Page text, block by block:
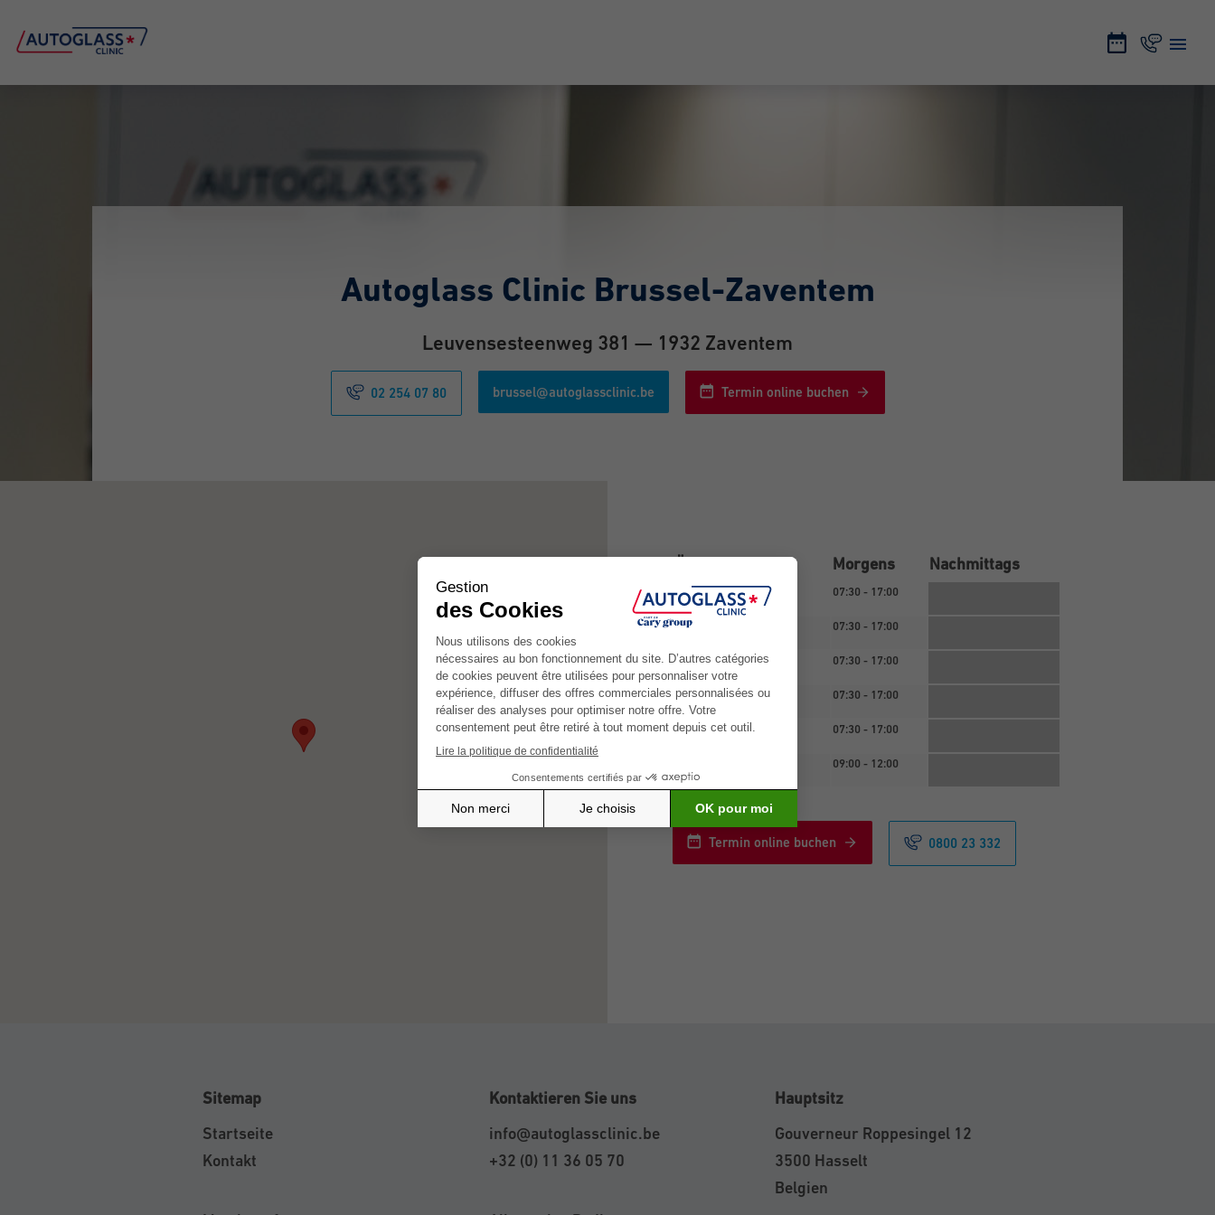
Autoglass Clinic Brussel-Zaventem
Leuvensesteenweg 381 — 1932 Zaventem
02 254 07 80 brussel@autoglassclinic.be Termin online buchen
Öffnungszeiten Morgens
Nachmittags
Montag
07:30 - 17:00
Dienstag 07:30 - 17:00
Mittwoch 07:30 - 17:00
Donnerstag 07:30 - 17:00
Freitag 07:30 - 17:00
Samstag 09:00 - 12:00
Termin online buchen 0800 23 332
Sitemap
Startseite
Kontakt
Kontaktieren Sie uns
info@autoglassclinic.be
+32 (0) 11 36 05 70
Hauptsitz
Gouverneur Roppesingel 12
3500 Hasselt
Belgien